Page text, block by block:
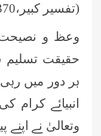
(تفسیر کبیر،3/370)
وعظ و نصیحت
حقیقت
ہر دور میں
انبیائے
وتعالیٰ نے